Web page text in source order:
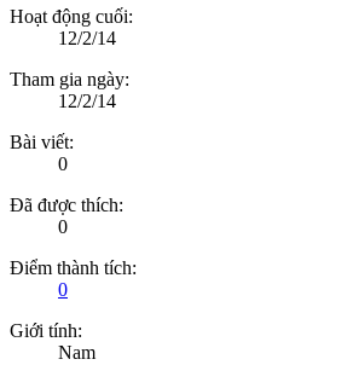
Hoạt động cuối:
12/2/14
Tham gia ngày:
12/2/14
Bài viết:
0
Đã được thích:
0
Điểm thành tích:
0
Giới tính:
Nam